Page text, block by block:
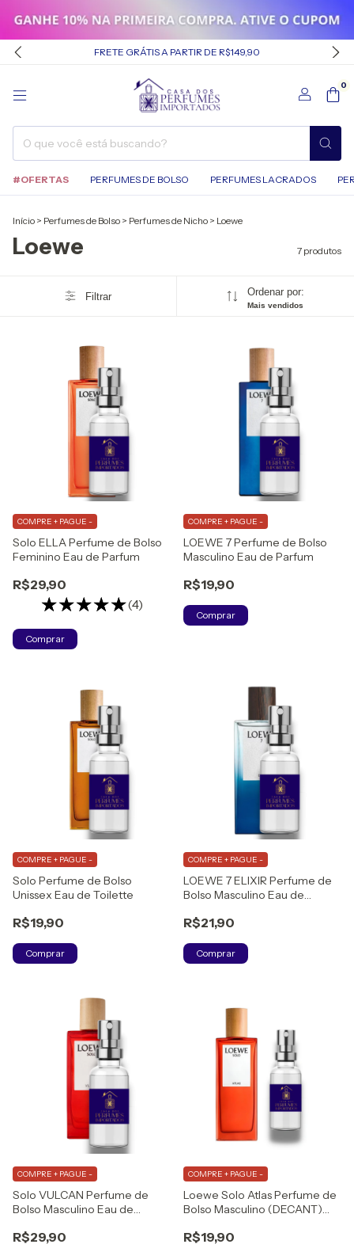
FRETE GRÁTIS A PARTIR DE R$149,90
0
#OFERTAS PERFUMES DE BOLSO PERFUMES LACRADOS
Início > Perfumes de Bolso > Perfumes de Nicho > Loewe
Loewe 7 produtos
Filtrar Ordenar por:
Mais vendidos
Solo ELLA Perfume de Bolso
Feminino Eau de Parfum
R$29,90
(4)
COMPRE + PAGUE -
Comprar
LOEWE 7 Perfume de Bolso
Masculino Eau de Parfum
R$19,90
COMPRE + PAGUE -
Comprar
Solo Perfume de Bolso
Unissex Eau de Toilette
R$19,90
COMPRE + PAGUE -
Comprar
LOEWE 7 ELIXIR Perfume de
Bolso Masculino Eau de
R$21,90
COMPRE + PAGUE -
Comprar
Solo VULCAN Perfume de
Bolso Masculino Eau de
R$29,90
COMPRE + PAGUE -
Loewe Solo Atlas Perfume de
Bolso Masculino (DECANT)
R$19,90
COMPRE + PAGUE -